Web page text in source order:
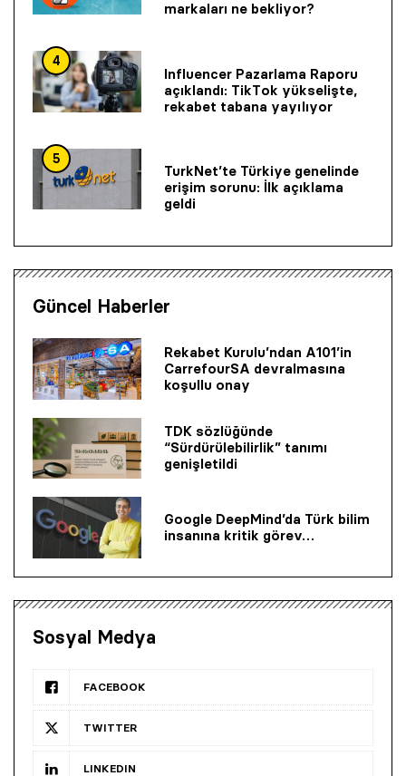
markaları ne bekliyor?
4
Influencer Pazarlama Raporu
açıklandı: TikTok yükselişte,
rekabet tabana yayılıyor
5
TurkNet’te Türkiye genelinde
erişim sorunu: İlk açıklama
geldi
Güncel Haberler
Rekabet Kurulu’ndan A101’in
CarrefourSA devralmasına
koşullu onay
TDK sözlüğünde
“Sürdürülebilirlik” tanımı
genişletildi
Google DeepMind’da Türk bilim
insanına kritik görev…
Sosyal Medya
FACEBOOK
TWITTER
LINKEDIN